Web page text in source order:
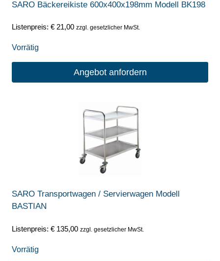
SARO Bäckereikiste 600x400x198mm Modell BK198
Listenpreis: € 21,00 zzgl. gesetzlicher MwSt.
Vorrätig
Angebot anfordern
SARO Transportwagen / Servierwagen Modell
BASTIAN
Listenpreis: € 135,00 zzgl. gesetzlicher MwSt.
Vorrätig